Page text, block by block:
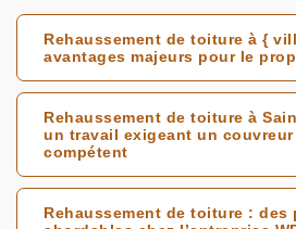
Rehaussement de toiture à {
avantages majeurs pour le
Rehaussement de toiture à
un travail exigeant un
compétent
Rehaussement de toiture : des